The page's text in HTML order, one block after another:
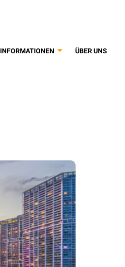
INFORMATIONEN ÜBER UNS